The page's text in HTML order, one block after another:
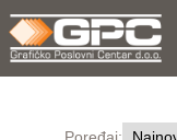
to
content
Poređaj: